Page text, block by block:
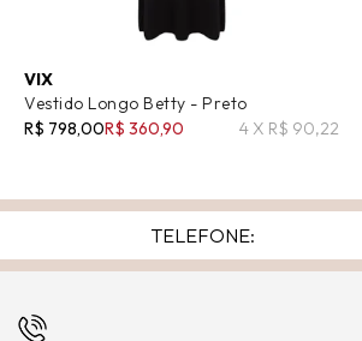
VIX
Vestido Longo Betty - Preto
R$ 798,00R$ 360,90 4 X R$ 90,22